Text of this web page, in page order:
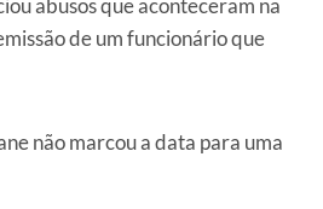
abusos que aconteceram na
de um funcionário que
não marcou a data para uma